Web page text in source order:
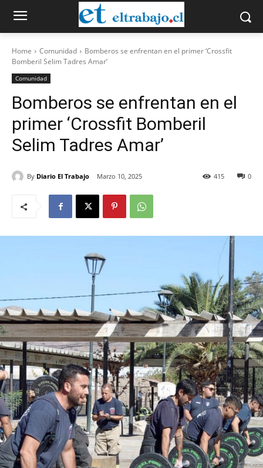
Home Comunidad
Bomberos se enfrentan en el primer ‘Crossfit
Bomberil Selim Tadres Amar’
Comunidad
Bomberos se enfrentan en el
primer ‘Crossfit Bomberil
Selim Tadres Amar’
By Diario El Trabajo Marzo 10, 2025 0
415